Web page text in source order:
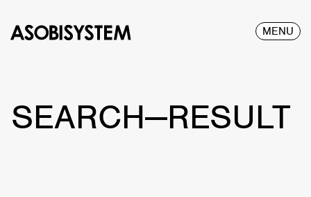
MENU
SEARCH—RESULT